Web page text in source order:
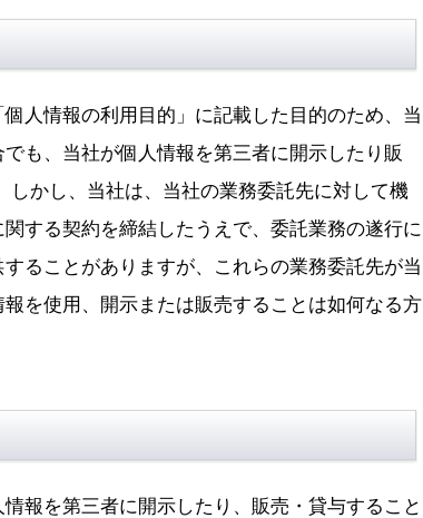
人情報の利用目的」に記載した目的のため、当
も、当社が個人情報を第三者に開示したり販
かし、当社は、当社の業務委託先に対して機
する契約を締結したうえで、委託業務の遂行に
ることがありますが、これらの業務委託先が当
を使用、開示または販売することは如何なる方
報を第三者に開示したり、販売・貸与すること